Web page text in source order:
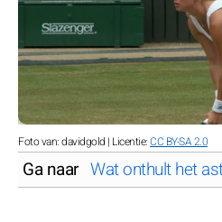
Foto van: davidgold | Licentie:CC BY-SA 2.0
Ga naar Wat onthult het